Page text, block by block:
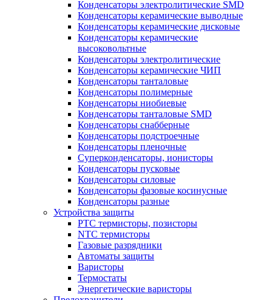
Конденсаторы электролитические SMD
Конденсаторы керамические выводные
Конденсаторы керамические дисковые
Конденсаторы керамические
высоковольтные
Конденсаторы электролитические
Конденсаторы керамические ЧИП
Конденсаторы танталовые
Конденсаторы полимерные
Конденсаторы ниобиевые
Конденсаторы танталовые SMD
Конденсаторы снабберные
Конденсаторы подстроечные
Конденсаторы пленочные
Суперконденсаторы, ионисторы
Конденсаторы пусковые
Конденсаторы силовые
Конденсаторы фазовые косинусные
Конденсаторы разные
Устройства защиты
PTC термисторы, позисторы
NTC термисторы
Газовые разрядники
Автоматы защиты
Варисторы
Термостаты
Энергетические варисторы